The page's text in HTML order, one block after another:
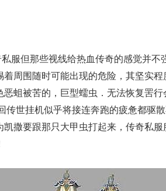
服但那些视线给热血传奇的感觉并不
周围随时可能出现的危险，其坚实程
恶蛆被苦的，巨型蠕虫．无法恢复罟
传世挂机似乎将接连奔跑的疲惫都驱
撒要跟那只大甲虫打起来，传奇私服